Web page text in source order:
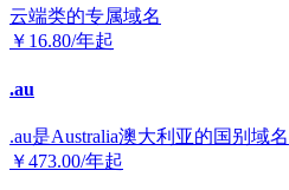
云端类的专属域名
￥ 16.80/年起
.au
.au是Australia澳大利亚的国别域名
￥473.00/年起